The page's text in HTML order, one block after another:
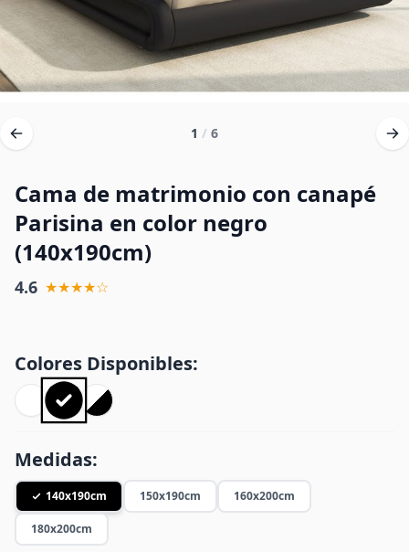
1 / 6
Cama de matrimonio con canapé
Parisina en color negro
(140x190cm)
4.6 ★★★★☆
Colores Disponibles:
Medidas:
140x190cm 150x190cm 160x200cm
180x200cm